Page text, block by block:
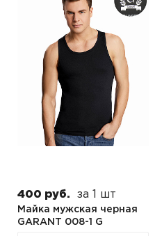
400 руб. за 1 шт
Майка мужская черная
GARANT 008-1 G